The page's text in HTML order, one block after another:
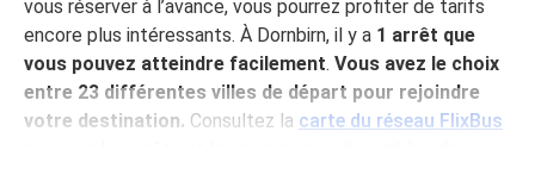
vous réserver à l’avance, vous pourrez profiter de tarifs
encore plus intéressants. À Dornbirn, il y a 1 arrêt que
vous pouvez atteindre facilement. Vous avez le choix
entre 23 différentes villes de départ pour rejoindre
votre destination. Consultez la carte du réseau FlixBus